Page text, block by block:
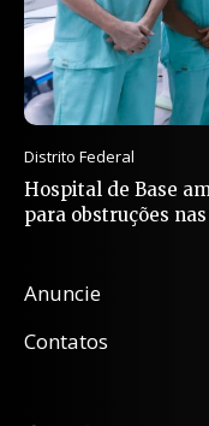
Distrito Federal
Hospital de Base
para obstruções
Anuncie
Contatos